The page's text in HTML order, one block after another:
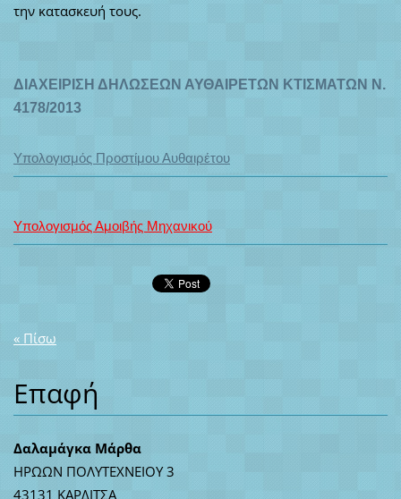
την κατασκευή τους.
ΔΙΑΧΕΙΡΙΣΗ ΔΗΛΩΣΕΩΝ ΑΥΘΑΙΡΕΤΩΝ ΚΤΙΣΜΑΤΩΝ N.
4178/2013
Υπολογισμός Προστίμου Αυθαιρέτου
Υπολογισμός Αμοιβής Μηχανικού
« Πίσω
Επαφή
Δαλαμάγκα Μάρθα
ΗΡΩΩΝ ΠΟΛΥΤΕΧΝΕΙΟΥ 3
43131 ΚΑΡΔΙΤΣΑ